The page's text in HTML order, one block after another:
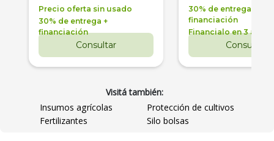
Precio oferta sin usado
30% de entrega +
financiación
Consultar
30% de entrega +
financiación
Financialo en 3 años
Consultar
Visitá también:
Insumos agrícolas
Protección de cultivos
Fertilizantes
Silo bolsas